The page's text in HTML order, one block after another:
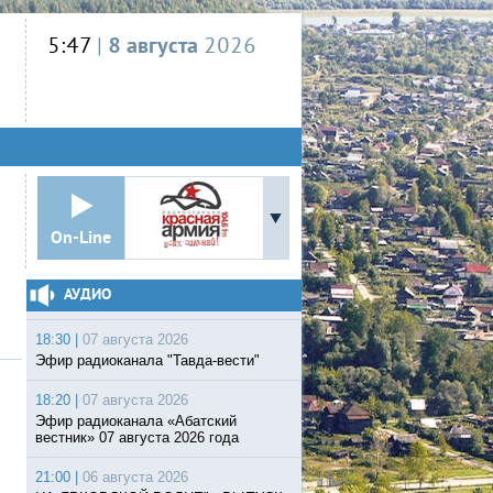
5:47 | 8 августа 2026
On-Line
АУДИО
18:30 |
07 августа 2026
Эфир радиоканала "Тавда-вести"
18:20 |
07 августа 2026
Эфир радиоканала «Абатский
вестник» 07 августа 2026 года
21:00 |
06 августа 2026